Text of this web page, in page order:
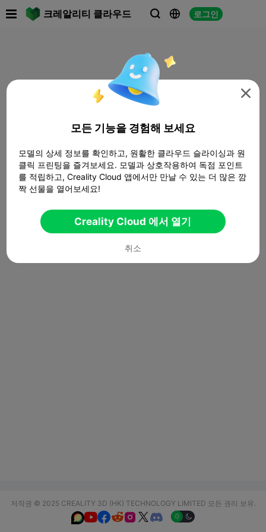
크레알리티 클라우드   로그인
저작권 © 2025 CREALITY 3D (HK) TECHNOLOGY LIMITED 모든 권리 보유.
  

모든 기능을 경험해 보세요
모델의 상세 정보를 확인하고, 원활한 클라우드 슬라이싱과 원
클릭 프린팅을 즐겨보세요. 모델과 상호작용하여 독점 포인트
를 적립하고, Creality Cloud 앱에서만 만날 수 있는 더 많은 깜
짝 선물을 열어보세요!
Creality Cloud 에서 열기
취소